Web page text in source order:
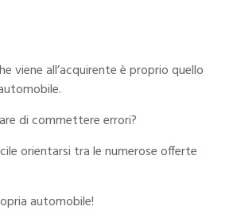
viene all’acquirente è proprio quello
di commettere errori?
orientarsi tra le numerose offerte
automobile!